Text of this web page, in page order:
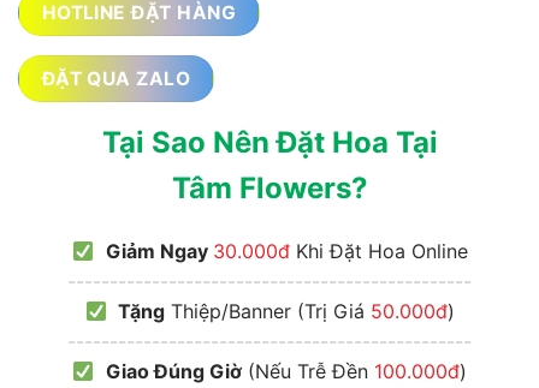
HOTLINE ĐẶT HÀNG
ĐẶT QUA ZALO
Tại Sao Nên Đặt Hoa Tại
Tâm Flowers?
Giảm Ngay 30.000đKhi Đặt Hoa Online
------------------------------------------------
TặngThiệp/Banner (Trị Giá 50.000đ)
------------------------------------------------
Giao Đúng Giờ (Nếu Trễ Đền 100.000đ)